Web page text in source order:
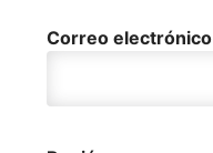
Correo electrónico